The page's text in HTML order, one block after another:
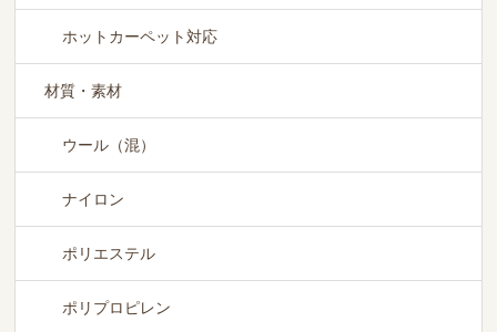
ホットカーペット対応
材質・素材
ウール（混）
ナイロン
ポリエステル
ポリプロピレン